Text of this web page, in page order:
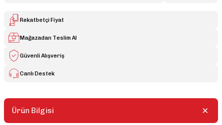
Rekatbetçi Fiyat
Mağazadan Teslim Al
Güvenli Alışveriş
Canlı Destek
Ürün Bilgisi